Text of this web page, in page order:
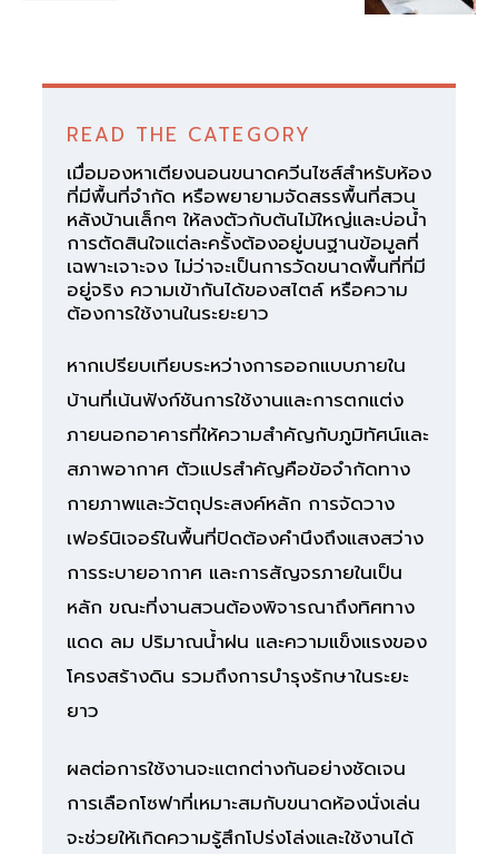
READ THE CATEGORY
เมื่อมองหาเตียงนอนขนาดควีนไซส์สำหรับห้อง
ที่มีพื้นที่จำกัด หรือพยายามจัดสรรพื้นที่สวน
หลังบ้านเล็กๆ ให้ลงตัวกับต้นไม้ใหญ่และบ่อน้ำ
การตัดสินใจแต่ละครั้งต้องอยู่บนฐานข้อมูลที่
เฉพาะเจาะจง ไม่ว่าจะเป็นการวัดขนาดพื้นที่ที่มี
อยู่จริง ความเข้ากันได้ของสไตล์ หรือความ
ต้องการใช้งานในระยะยาว
หากเปรียบเทียบระหว่างการออกแบบภายใน
บ้านที่เน้นฟังก์ชันการใช้งานและการตกแต่ง
ภายนอกอาคารที่ให้ความสำคัญกับภูมิทัศน์และ
สภาพอากาศ ตัวแปรสำคัญคือข้อจำกัดทาง
กายภาพและวัตถุประสงค์หลัก การจัดวาง
เฟอร์นิเจอร์ในพื้นที่ปิดต้องคำนึงถึงแสงสว่าง
การระบายอากาศ และการสัญจรภายในเป็น
หลัก ขณะที่งานสวนต้องพิจารณาถึงทิศทาง
แดด ลม ปริมาณน้ำฝน และความแข็งแรงของ
โครงสร้างดิน รวมถึงการบำรุงรักษาในระยะ
ยาว
ผลต่อการใช้งานจะแตกต่างกันอย่างชัดเจน
การเลือกโซฟาที่เหมาะสมกับขนาดห้องนั่งเล่น
จะช่วยให้เกิดความรู้สึกโปร่งโล่งและใช้งานได้